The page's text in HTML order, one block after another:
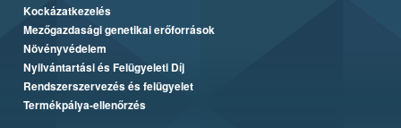
Kockázatkezelés
Mezőgazdasági genetikai erőforrások
Növényvédelem
Nyilvántartási és Felügyeleti Díj
Rendszerszervezés és felügyelet
Termékpálya-ellenőrzés